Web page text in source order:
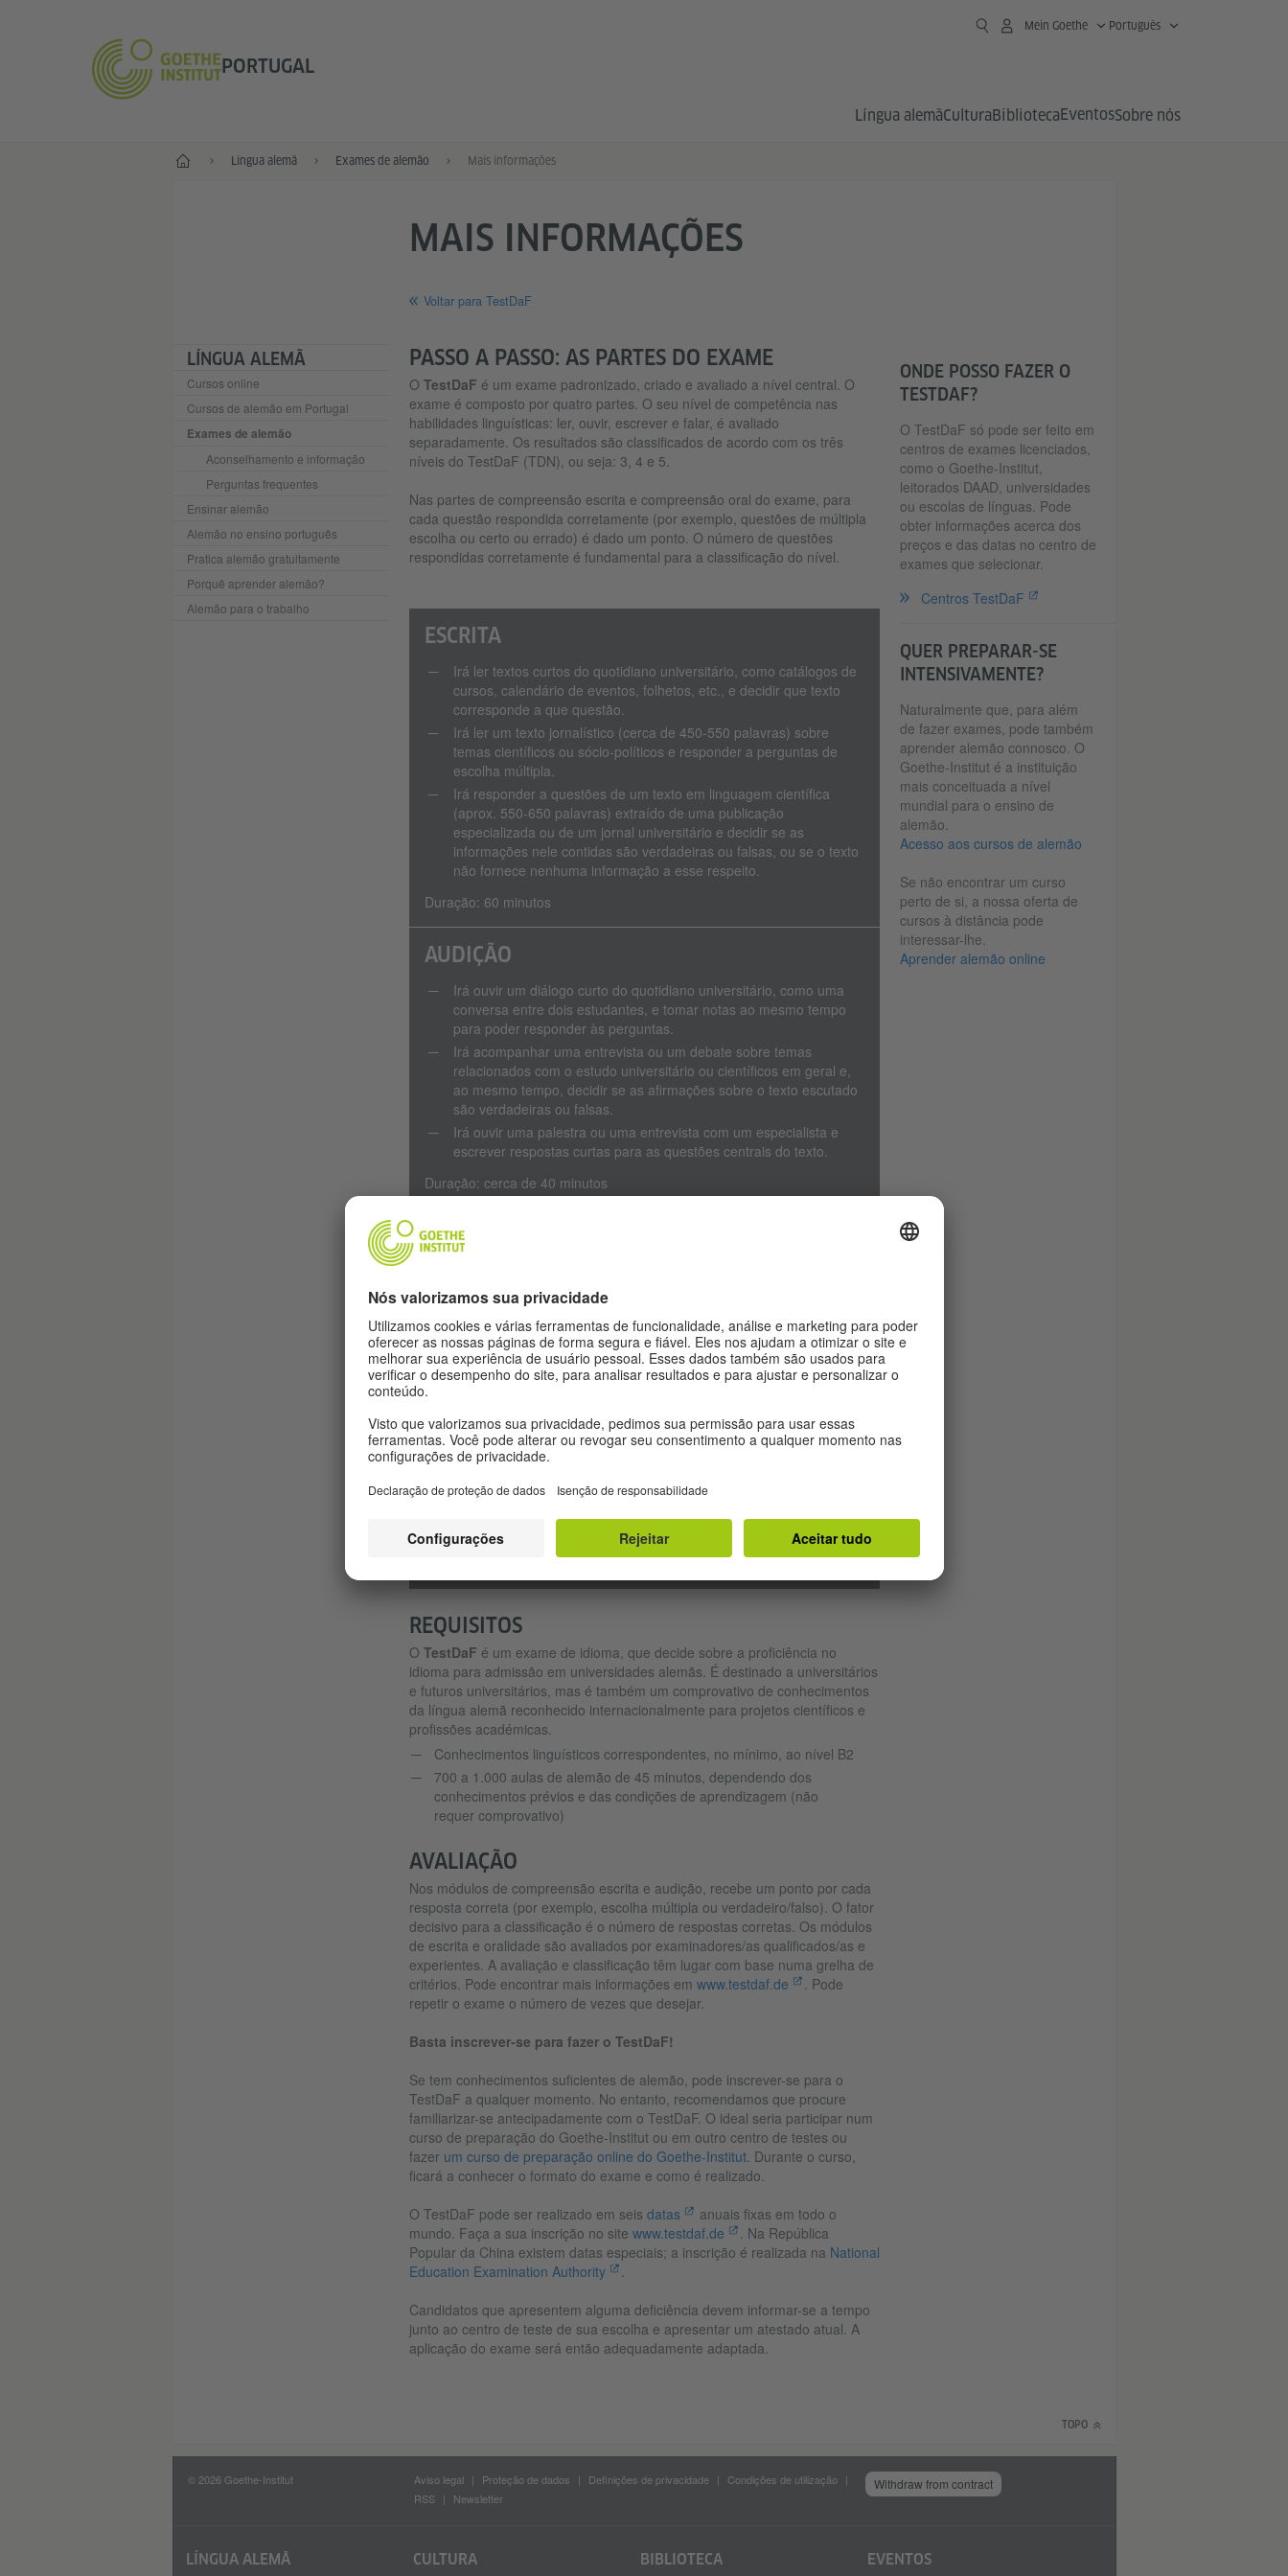
PORTUGAL
Mein Goethe Português
Língua alemãCulturaBibliotecaEventosSobre nós
Início Língua alemã Exames de alemão Mais informações
LÍNGUA ALEMÃ
Cursos online
Cursos de alemão em Portugal
Exames de alemão
Aconselhamento e informação
Perguntas frequentes
Ensinar alemão
Alemão no ensino português
Pratica alemão gratuitamente
Porquê aprender alemão?
Alemão para o trabalho
MAIS INFORMAÇÕES
Voltar para TestDaF
PASSO A PASSO: AS PARTES DO EXAME
O TestDaF é um exame padronizado, criado e avaliado a nível central. O
exame é composto por quatro partes. O seu nível de competência nas
habilidades linguísticas: ler, ouvir, escrever e falar, é avaliado
separadamente. Os resultados são classificados de acordo com os três
níveis do TestDaF (TDN), ou seja: 3, 4 e 5.
Nas partes de compreensão escrita e compreensão oral do exame, para
cada questão respondida corretamente (por exemplo, questões de múltipla
escolha ou certo ou errado) é dado um ponto. O número de questões
respondidas corretamente é fundamental para a classificação do nível.
ESCRITA
Irá ler textos curtos do quotidiano universitário, como catálogos de
cursos, calendário de eventos, folhetos, etc., e decidir que texto
corresponde a que questão.
Irá ler um texto jornalístico (cerca de 450-550 palavras) sobre
temas científicos ou sócio-políticos e responder a perguntas de
escolha múltipla.
Irá responder a questões de um texto em linguagem científica
(aprox. 550-650 palavras) extraído de uma publicação
especializada ou de um jornal universitário e decidir se as
informações nele contidas são verdadeiras ou falsas, ou se o texto
não fornece nenhuma informação a esse respeito.
Duração: 60 minutos
AUDIÇÃO
Irá ouvir um diálogo curto do quotidiano universitário, como uma
conversa entre dois estudantes, e tomar notas ao mesmo tempo
para poder responder às perguntas.
Irá acompanhar uma entrevista ou um debate sobre temas
relacionados com o estudo universitário ou científicos em geral e,
ao mesmo tempo, decidir se as afirmações sobre o texto escutado
são verdadeiras ou falsas.
Irá ouvir uma palestra ou uma entrevista com um especialista e
escrever respostas curtas para as questões centrais do texto.
Duração: cerca de 40 minutos
ESCRITA
dados estatísticos, escrever um texto coerente e bem estruturado.
Duração: 60 minutos
EXPRESSÃO ORAL (POR COMPUTADOR)
Irá responder a sete questões, que o colocam em diferentes
situações de comunicação em universidades alemãs.
conteúdo. Deve expressar e justificar a sua opinião, posicionar-se a
formular hipóteses.
REQUISITOS
O TestDaF é um exame de idioma, que decide sobre a proficiência no
idioma para admissão em universidades alemãs. É destinado a universitários
e futuros universitários, mas é também um comprovativo de conhecimentos
da língua alemã reconhecido internacionalmente para projetos científicos e
profissões académicas.
Conhecimentos linguísticos correspondentes, no mínimo, ao nível B2
700 a 1.000 aulas de alemão de 45 minutos, dependendo dos
conhecimentos prévios e das condições de aprendizagem (não
requer comprovativo)
AVALIAÇÃO
Nos módulos de compreensão escrita e audição, recebe um ponto por cada
resposta correta (por exemplo, escolha múltipla ou verdadeiro/falso). O fator
decisivo para a classificação é o número de respostas corretas. Os módulos
de escrita e oralidade são avaliados por examinadores/as qualificados/as e
experientes. A avaliação e classificação têm lugar com base numa grelha de
critérios. Pode encontrar mais informações em www.testdaf.de
. Pode
repetir o exame o número de vezes que desejar.
Basta inscrever-se para fazer o TestDaF!
Se tem conhecimentos suficientes de alemão, pode inscrever-se para o
TestDaF a qualquer momento. No entanto, recomendamos que procure
familiarizar-se antecipadamente com o TestDaF. O ideal seria participar num
curso de preparação do Goethe-Institut ou em outro centro de testes ou
fazer um curso de preparação online do Goethe-Institut. Durante o curso,
ficará a conhecer o formato do exame e como é realizado.
O TestDaF pode ser realizado em seis datas
anuais fixas em todo o
mundo. Faça a sua inscrição no site www.testdaf.de
. Na República
Popular da China existem datas especiais; a inscrição é realizada na National
Education Examination Authority
.
Candidatos que apresentem alguma deficiência devem informar-se a tempo
junto ao centro de teste de sua escolha e apresentar um atestado atual. A
aplicação do exame será então adequadamente adaptada.
ONDE POSSO FAZER O
TESTDAF?
O TestDaF só pode ser feito em
centros de exames licenciados,
como o Goethe-Institut,
leitorados DAAD, universidades
ou escolas de línguas. Pode
obter informações acerca dos
preços e das datas no centro de
exames que selecionar.
Centros TestDaF
QUER PREPARAR-SE
INTENSIVAMENTE?
Naturalmente que, para além
de fazer exames, pode também
aprender alemão connosco. O
Goethe-Institut é a instituição
mais conceituada a nível
mundial para o ensino de
alemão.
Acesso aos cursos de alemão
Se não encontrar um curso
perto de si, a nossa oferta de
cursos à distância pode
interessar-lhe.
Aprender alemão online
TOPO
© 2026 Goethe-Institut Aviso legal Proteção de dados Definições de privacidade
Condições de utilização
RSS
Newsletter
Withdraw from contract
LÍNGUA ALEMÃ CULTURA BIBLIOTECA EVENTOS